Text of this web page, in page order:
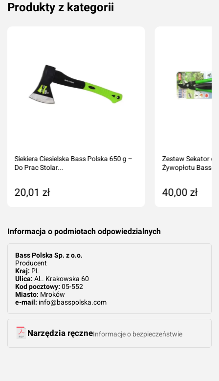
Produkty z kategorii
Siekiera Ciesielska Bass Polska 650 g –
Do Prac Stolar...
20,01 zł
Zestaw Sekator
Żywopłotu Bass
40,00 zł
Informacja o podmiotach odpowiedzialnych
Bass Polska Sp. z o.o.
Producent
Kraj: PL
Ulica: Al.. Krakowska 60
Kod pocztowy: 05-552
Miasto: Mroków
e-mail: info@basspolska.com
Narzędzia ręczneInformacje o bezpieczeństwie